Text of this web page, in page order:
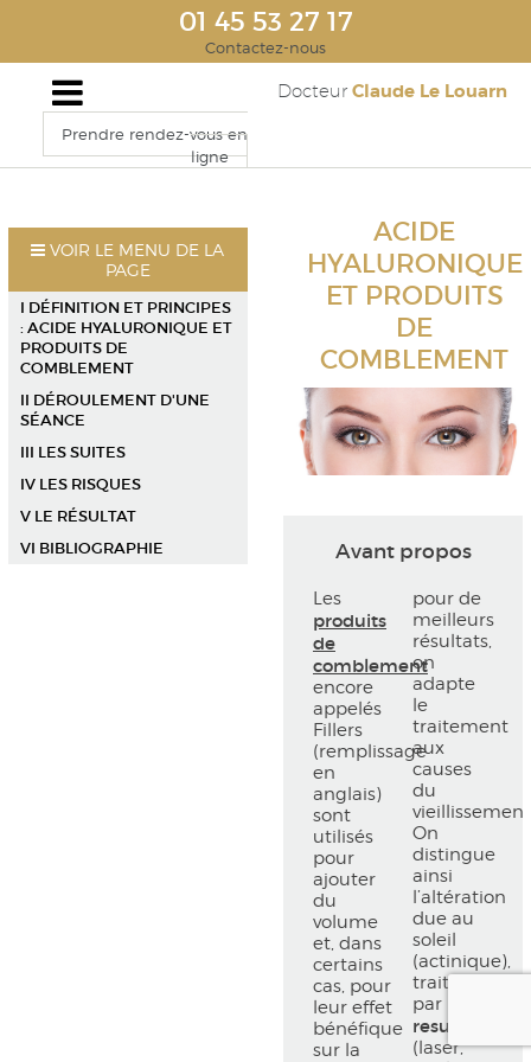
01 45 53 27 17
Contactez-nous
Docteur Claude Le Louarn
Prendre rendez-vous en
ligne
ACIDE
HYALURONIQUE
ET PRODUITS
DE
COMBLEMENT
Avant propos
Les
produits
de
comblement
encore
appelés
Fillers
(remplissage
en
anglais)
sont
utilisés
pour
ajouter
du
volume
et, dans
certains
cas, pour
leur effet
bénéfique
sur la
pour de
meilleurs
résultats,
on
adapte
le
traitement
aux
causes
du
On
distingue
ainsi
l’altération
due au
soleil
(actinique),
traitée
par le
resurfaçage
(laser,
VOIR LE MENU DE LA
PAGE
I DÉFINITION ET PRINCIPES
: ACIDE HYALURONIQUE ET
PRODUITS DE
COMBLEMENT
II DÉROULEMENT D'UNE
SÉANCE
III LES SUITES
IV LES RISQUES
V LE RÉSULTAT
VI BIBLIOGRAPHIE